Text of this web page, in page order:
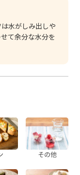
水がしみ出しや
て余分な水分を
その他